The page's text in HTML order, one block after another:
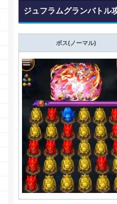
ジュフラムグランバトル
ボス(ノーマル)